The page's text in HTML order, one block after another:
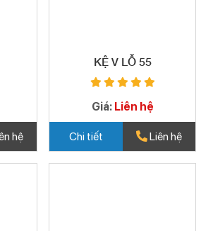
hệ
KỆ V LỖ 55
Giá: Liên hệ
Chi tiết Liên hệ